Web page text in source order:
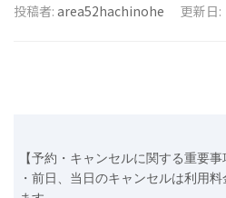
投稿者: area52hachinohe 更新日: